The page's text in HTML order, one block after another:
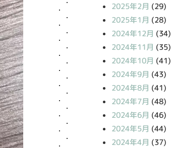
2025年2月 (29)
2025年1月 (28)
2024年12月 (34)
2024年11月 (35)
2024年10月 (41)
2024年9月 (43)
2024年8月 (41)
2024年7月 (48)
2024年6月 (46)
2024年5月 (44)
2024年4月 (37)